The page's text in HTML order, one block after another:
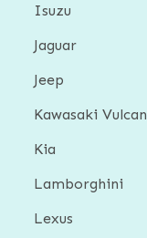
Isuzu
Jaguar
Jeep
Kawasaki Vulcan
Kia
Lamborghini
Lexus